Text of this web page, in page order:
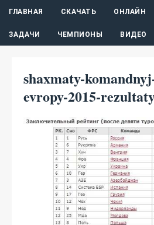
ГЛАВНАЯ СКАЧАТЬ ОНЛАЙН
ЗАДАЧИ ЧЕМПИОНЫ ВИДЕО
shaxmaty-
evropy-2015-